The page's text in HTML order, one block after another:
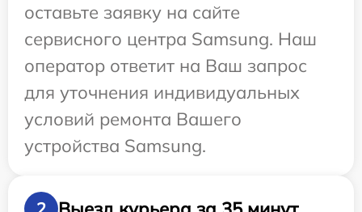
оставьте заявку на сайте
сервисного центра Samsung. Наш
оператор ответит на Ваш запрос
для уточнения индивидуальных
условий ремонта Вашего
устройства Samsung.